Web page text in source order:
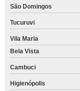
São Domingos
Tucuruvi
Vila Maria
Bela Vista
Cambuci
Higienópolis